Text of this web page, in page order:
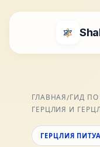
ГЛАВНАЯ/ГИД
ГЕРЦЛИЯ И
ГЕРЦЛИЯ